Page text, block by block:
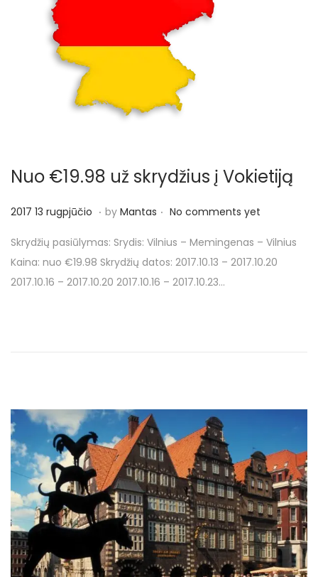
Nuo €19.98 už skrydžius į Vokietiją
P
s
t
e
2017 13 rugpjūčio 2
1
7
2
j
č
i
o
. by Mantas . No comments yet
Skrydžių pasiūlymas: Srydis: Vilnius – Memingenas – Vilnius
Kaina: nuo €19.98 Skrydžių datos: 2017.10.13 – 2017.10.20
2017.10.16 – 2017.10.20 2017.10.16 – 2017.10.23…